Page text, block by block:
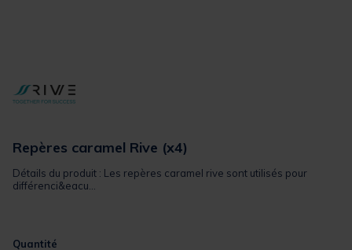
Repères caramel Rive (x4)
Détails du produit : Les repères caramel rive sont utilisés pour
différenci&eacu...
Quantité